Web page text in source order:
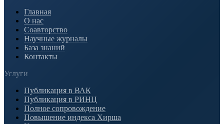
Главная
О нас
Соавторство
Научные журналы
База знаний
Контакты
Услуги
Публикация в ВАК
Публикация в РИНЦ
Полное сопровождение
Повышение индекса Хирша